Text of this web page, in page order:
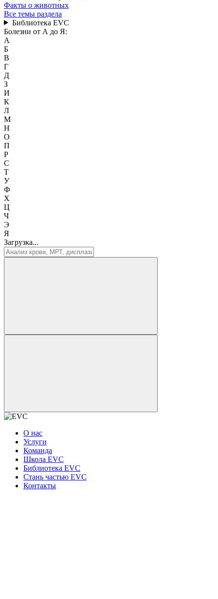
Факты о животных
Все темы раздела
Библиотека EVC
Болезни от А до Я:
А
Б
В
Г
Д
З
И
К
Л
М
Н
О
П
Р
С
Т
У
Ф
Х
Ц
Ч
Э
Я
Загрузка...
О нас
Услуги
Команда
Школа EVC
Библиотека EVC
Стань частью EVC
Контакты